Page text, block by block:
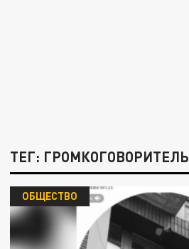
ТЕГ: ГРОМКОГОВОРИТЕЛЬ
ОБЩЕСТВО